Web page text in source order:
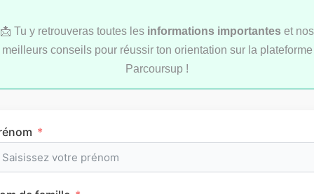
Les articles les
📩 Tu y retrouveras toutes les informations importantes et nos
meilleurs conseils pour réussir ton orientation sur la plateforme
Parcoursup !